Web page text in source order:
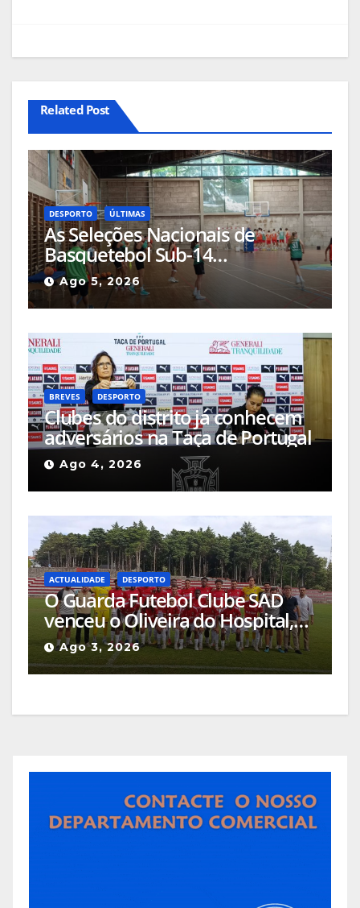
Related Post
DESPORTO ÚLTIMAS
As Seleções Nacionais de
Basquetebol Sub-14
(Masculinos e Femininos) estão
a estagiar na Guarda com os
olhos postos em Espanha
Ago 5, 2026
BREVES DESPORTO
Clubes do distrito já conhecem
adversários na Taça de Portugal
Ago 4, 2026
ACTUALIDADE DESPORTO
O Guarda Futebol Clube SAD
venceu o Oliveira do Hospital,
por 1-0, naquele que foi o jogo
de apresentação
Ago 3, 2026